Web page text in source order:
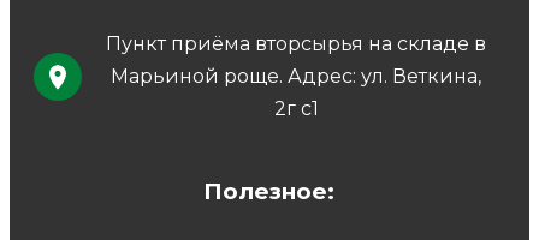
Пункт приёма вторсырья на складе в
Марьиной роще. Адрес: ул. Веткина,
2г с1
Полезное: